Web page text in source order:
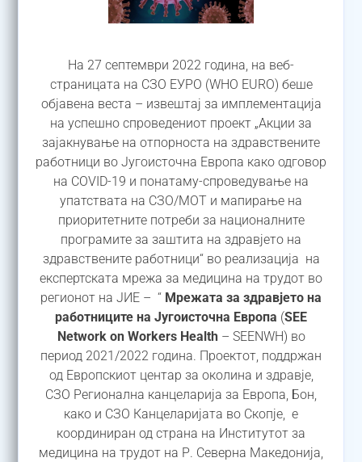
На 27 септември 2022 година, на веб-
страницата на СЗО ЕУРО (WHO EURO) беше
објавена веста – извештај за имплементација
на успешно спроведениот проект „Акции за
зајакнување на отпорноста на здравствените
работници во Југоисточна Европа како одговор
на COVID-19 и понатаму-спроведување на
упатствата на СЗО/МОТ и мапирање на
приоритетните потреби за националните
програмите за заштита на здравјето на
здравствените работници“ во реализација на
експертската мрежа за медицина на трудот во
регионот на ЈИЕ – “ Мрежата за здравјето на
работниците на Југоисточна Европа (SEE
Network on Workers Health– SEENWH) во
период 2021/2022 година. Проектот, поддржан
од Европскиот центар за околина и здравје,
СЗО Регионална канцеларија за Европа, Бон,
како и СЗО Канцеларијата во Скопје, е
координиран од страна на Институтот за
медицина на трудот на Р. Северна Македонија,